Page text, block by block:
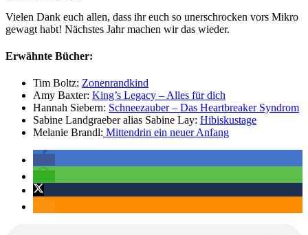
Vielen Dank euch allen, dass ihr euch so unerschrocken vors Mikro
gewagt habt! Nächstes Jahr machen wir das wieder.
Erwähnte Bücher:
Tim Boltz: Zonenrandkind
Amy Baxter: King’s Legacy – Alles für dich
Hannah Siebern: Schneezauber – Das Heartbreaker Syndrom
Sabine Landgraeber alias Sabine Lay: Hibiskustage
Melanie Brandl: Mittendrin ein neuer Anfang